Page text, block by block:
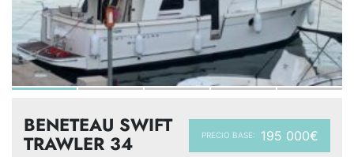
PRECIO BASE: 195 000€
BENETEAU SWIFT
TRAWLER 34